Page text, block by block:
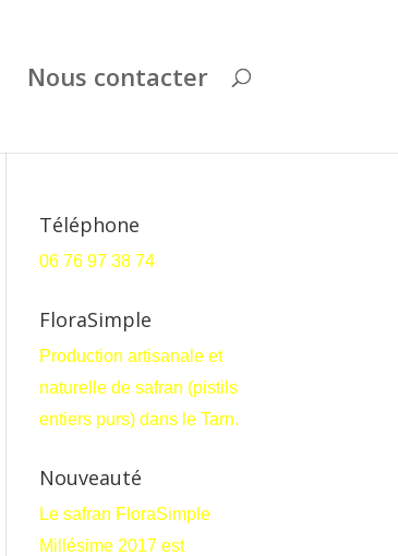
Nous contacter
Téléphone
06 76 97 38 74
FloraSimple
Production artisanale et
naturelle de safran (pistils
entiers purs) dans le Tarn.
Nouveauté
Le safran FloraSimple
Millésime 2017 est